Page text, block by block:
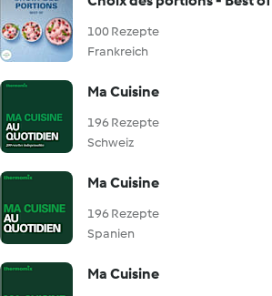
100 Rezepte
Frankreich
Ma Cuisine
196 Rezepte
Schweiz
Ma Cuisine
196 Rezepte
Spanien
Ma Cuisine